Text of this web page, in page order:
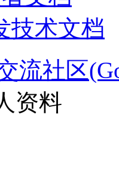
技术文档
流社区
资料